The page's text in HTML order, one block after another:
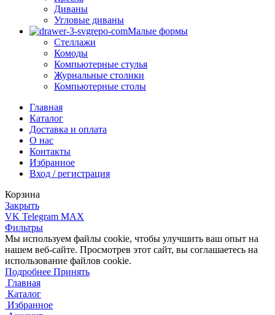
Диваны
Угловые диваны
Малые формы
Стеллажи
Комоды
Компьютерные стулья
Журнальные столики
Компьютерные столы
Главная
Каталог
Доставка и оплата
О нас
Контакты
Избранное
Вход / регистрация
Корзина
Закрыть
VK Telegram MAX
Фильтры
Мы используем файлы cookie, чтобы улучшить ваш опыт на
нашем веб-сайте. Просмотрев этот сайт, вы соглашаетесь на
использование файлов cookie.
Подробнее Подробнее
Принять
Главная
Каталог
Избранное